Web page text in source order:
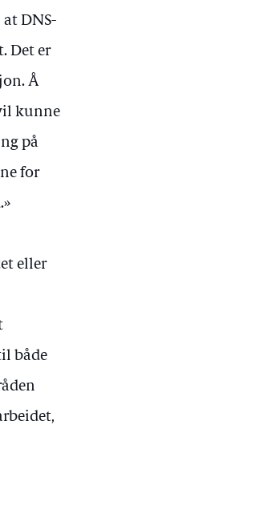
DNS-
Det er
Å
kunne
på
for
eller
både